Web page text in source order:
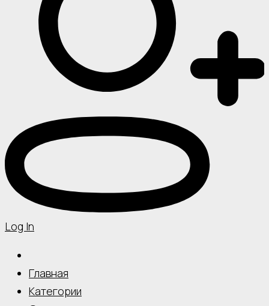
Log In
Главная
Категории